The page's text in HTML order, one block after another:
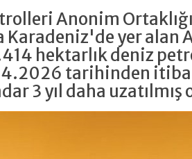
Anonim
Karadeniz'de yer alan
hektarlık deniz
tarihinden
3 yıl daha uzatılmış